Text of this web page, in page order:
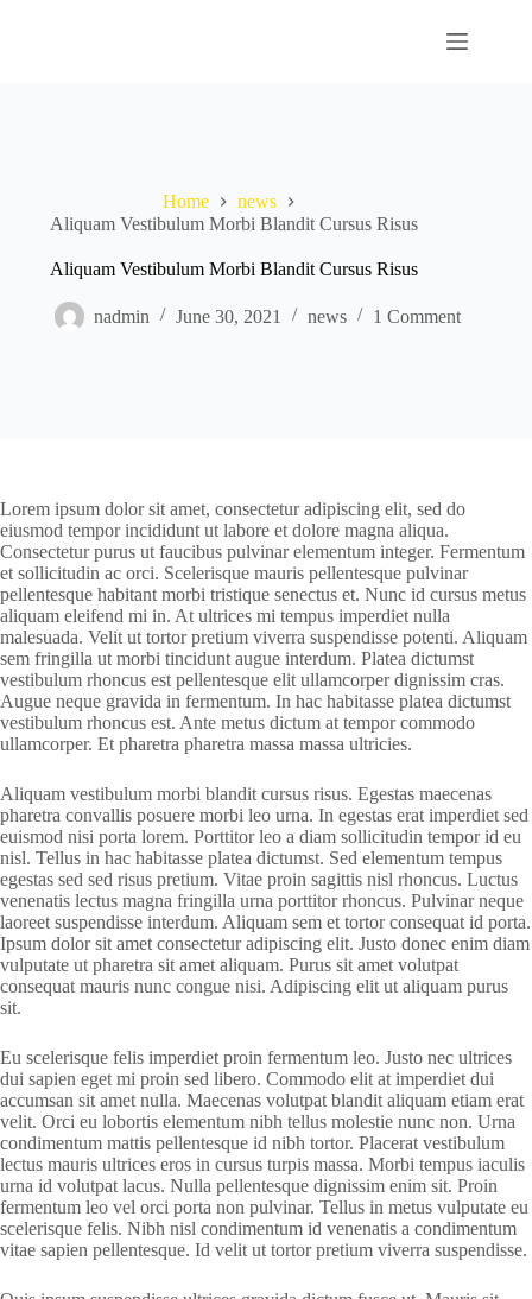
Home
news
Aliquam Vestibulum Morbi Blandit Cursus Risus
Aliquam Vestibulum Morbi Blandit Cursus Risus
nadmin June 30, 2021 news 1 Comment
Lorem ipsum dolor sit amet, consectetur adipiscing elit, sed do
eiusmod tempor incididunt ut labore et dolore magna aliqua.
Consectetur purus ut faucibus pulvinar elementum integer. Fermentum
et sollicitudin ac orci. Scelerisque mauris pellentesque pulvinar
pellentesque habitant morbi tristique senectus et. Nunc id cursus metus
aliquam eleifend mi in. At ultrices mi tempus imperdiet nulla
malesuada. Velit ut tortor pretium viverra suspendisse potenti. Aliquam
sem fringilla ut morbi tincidunt augue interdum. Platea dictumst
vestibulum rhoncus est pellentesque elit ullamcorper dignissim cras.
Augue neque gravida in fermentum. In hac habitasse platea dictumst
vestibulum rhoncus est. Ante metus dictum at tempor commodo
ullamcorper. Et pharetra pharetra massa massa ultricies.
Aliquam vestibulum morbi blandit cursus risus. Egestas maecenas
pharetra convallis posuere morbi leo urna. In egestas erat imperdiet sed
euismod nisi porta lorem. Porttitor leo a diam sollicitudin tempor id eu
nisl. Tellus in hac habitasse platea dictumst. Sed elementum tempus
egestas sed sed risus pretium. Vitae proin sagittis nisl rhoncus. Luctus
venenatis lectus magna fringilla urna porttitor rhoncus. Pulvinar neque
laoreet suspendisse interdum. Aliquam sem et tortor consequat id porta.
Ipsum dolor sit amet consectetur adipiscing elit. Justo donec enim diam
vulputate ut pharetra sit amet aliquam. Purus sit amet volutpat
consequat mauris nunc congue nisi. Adipiscing elit ut aliquam purus
sit.
Eu scelerisque felis imperdiet proin fermentum leo. Justo nec ultrices
dui sapien eget mi proin sed libero. Commodo elit at imperdiet dui
accumsan sit amet nulla. Maecenas volutpat blandit aliquam etiam erat
velit. Orci eu lobortis elementum nibh tellus molestie nunc non. Urna
condimentum mattis pellentesque id nibh tortor. Placerat vestibulum
lectus mauris ultrices eros in cursus turpis massa. Morbi tempus iaculis
urna id volutpat lacus. Nulla pellentesque dignissim enim sit. Proin
fermentum leo vel orci porta non pulvinar. Tellus in metus vulputate eu
scelerisque felis. Nibh nisl condimentum id venenatis a condimentum
vitae sapien pellentesque. Id velit ut tortor pretium viverra suspendisse.